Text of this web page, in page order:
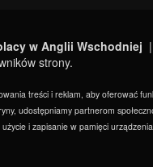
w Anglii Wschodniej
strony.
treści i reklam, aby oferować
udostępniamy partnerom
i zapisanie w pamięci urządzenia.